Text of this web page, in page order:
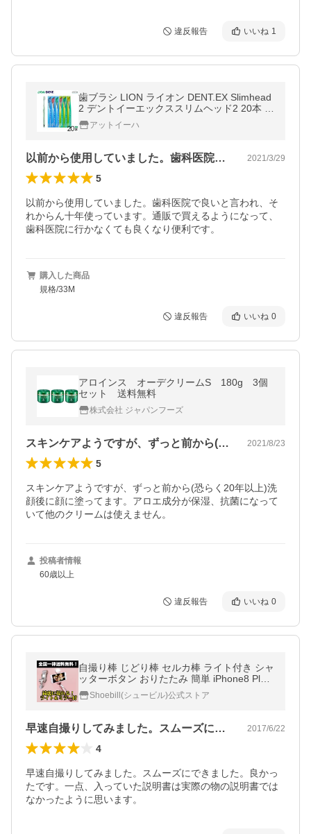
違反報告 いいね 1
歯ブラシ LION ライオン DENT.EX Slimhead
2 デントイーエックススリムヘッド2 20本 メ
ール便送料無料
アットイーハ
以前から使用していました。歯科医院で良… 2021/3/29
5
以前から使用していました。歯科医院で良いと言われ、そ
れからん十年使っています。通販で買えるようになって、
歯科医院に行かなくても良くなり便利です。
購入した商品
規格/33M
違反報告 いいね 0
アロインス オーデクリームS 180g 3個
セット 送料無料
株式会社 ジャパンフーズ
スキンケアようですが、ずっと前から(恐… 2021/8/23
5
スキンケアようですが、ずっと前から(恐らく20年以上)洗
顔後に顔に塗ってます。アロエ成分が保湿、抗菌になって
いて他のクリームは使えません。
投稿者情報
60歳以上
違反報告 いいね 0
自撮り棒 じどり棒 セルカ棒 ライト付き シャ
ッターボタン おりたたみ 簡単 iPhone8 Plus
iPhone7 Plus X 6sPlus SE 対応
Shoebill(シュービル)公式ストア
早速自撮りしてみました。スムーズにでき… 2017/6/22
4
早速自撮りしてみました。スムーズにできました。良かっ
たです。一点、入っていた説明書は実際の物の説明書では
なかったように思います。